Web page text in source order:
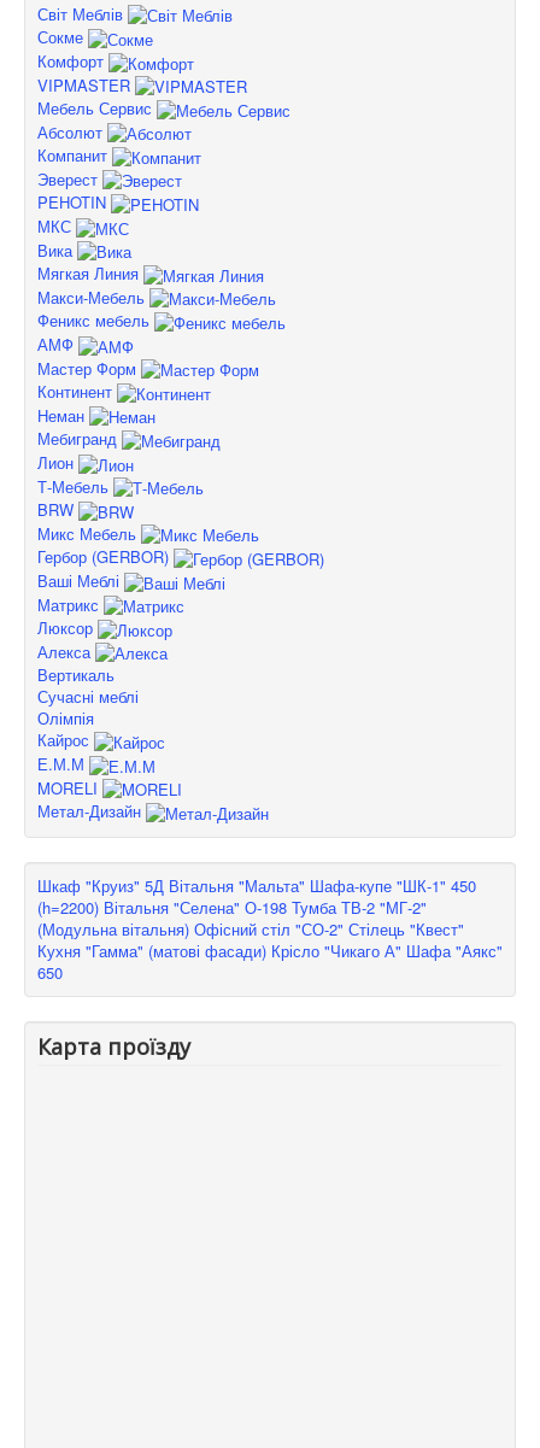
Світ Меблів
Сокме
Комфорт
VIPMASTER
Мебель Сервис
Абсолют
Компанит
Эверест
PEHOTIN
МКС
Вика
Мягкая Линия
Макси-Мебель
Феникс мебель
АМФ
Мастер Форм
Континент
Неман
Мебигранд
Лион
Т-Мебель
BRW
Микс Мебель
Гербор (GERBOR)
Ваші Меблі
Матрикс
Люксор
Алекса
Вертикаль
Сучасні меблі
Олімпія
Кайрос
Е.М.М
MORELI
Метал-Дизайн
Шкаф "Круиз" 5Д Вітальня "Мальта" Шафа-купе "ШК-1" 450
(h=2200) Вітальня "Селена" О-198 Тумба ТВ-2 "МГ-2"
(Модульна вітальня) Офісний стіл "СО-2" Стілець "Квест"
Кухня "Гамма" (матові фасади) Крісло "Чикаго А" Шафа "Аякс"
650
Карта проїзду